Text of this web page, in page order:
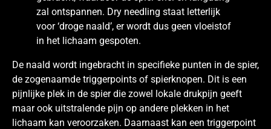
zal ontspannen. Dry needling staat letterlijk
voor ‘droge naald’, er wordt dus geen vloeistof
in het lichaam gespoten.
De naald wordt ingebracht in specifieke punten in de spier,
de zogenaamde triggerpoints of spierknopen. Dit is een
pijnlijke plek in de spier die zowel lokale drukpijn geeft
maar ook uitstralende pijn op andere plekken in het
lichaam kan veroorzaken. Daarnaast kan een triggerpoint